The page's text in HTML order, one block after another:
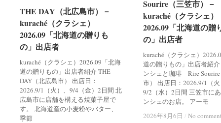
THE DAY（北広島市）－
kuraché（クラシェ）
2026.09「北海道の贈りも
の」出店者
kuraché（クラシェ）2026.09「北海
道の贈りもの」出店者紹介 THE
DAY（北広島市） 出店日：
2026.9/1（火）、9/4（金）2日間 北
広島市に店舗を構える焼菓子屋で
す。 北海道産の小麦粉やバター、
季節
THE DAY（北広島市）－
kuraché（クラシェ）
2026.09「北海道の贈りも
の」出店者
Sourire（三笠市）－
kuraché（クラシェ）
2026.09「北海道の贈
の」出店者
kuraché（クラシェ）
道の贈りもの」出店者紹
ンシェと珈琲 Rire
市） 出店日：2026.9/1（
9/2（水）2日間 三笠市に
ンシェのお店。 アーモ
2026年8月6日 / No
Sourire（三笠市）－
kuraché（クラシェ）
2026.09「北海道の贈
の」出店者
2026年8月6日 / No